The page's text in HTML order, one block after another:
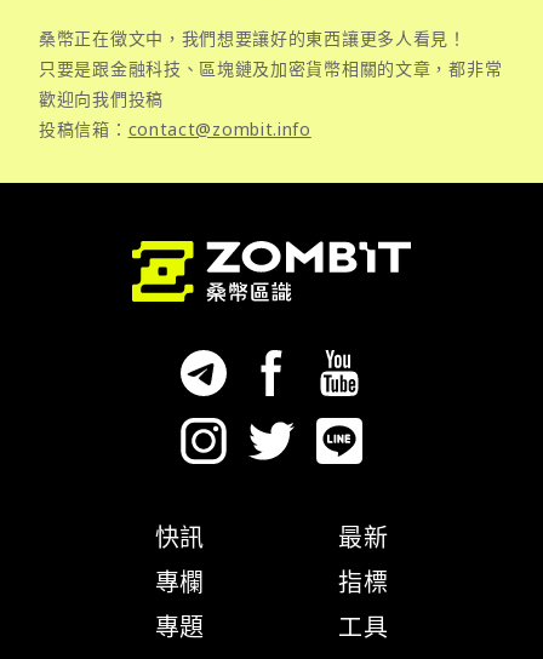
桑幣正在徵文中，我們想要讓好的東西讓更多人看見！
只要是跟金融科技、區塊鏈及加密貨幣相關的文章，都非常
歡迎向我們投稿
投稿信箱： contact@zombit.info
快訊
專欄
專題
最新
指標
工具